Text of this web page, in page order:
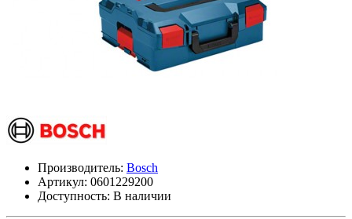
Производитель: Bosch
Артикул: 0601229200
Доступность: В наличии